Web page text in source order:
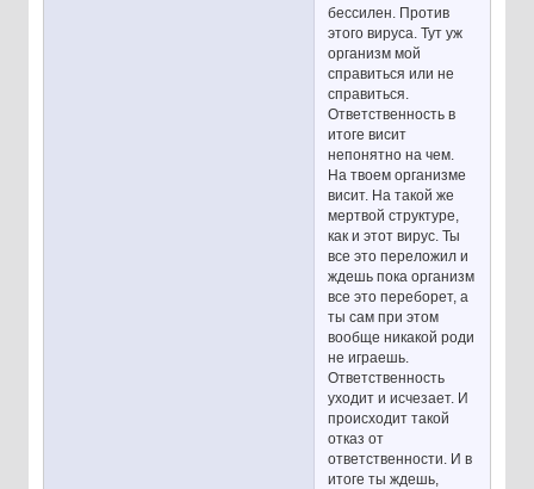
бессилен. Против
этого вируса. Тут уж
организм мой
справиться или не
справиться.
Ответственность в
итоге висит
непонятно на чем.
На твоем организме
висит. На такой же
мертвой структуре,
как и этот вирус. Ты
все это переложил и
ждешь пока организм
все это переборет, а
ты сам при этом
вообще никакой роди
не играешь.
Ответственность
уходит и исчезает. И
происходит такой
отказ от
ответственности. И в
итоге ты ждешь,